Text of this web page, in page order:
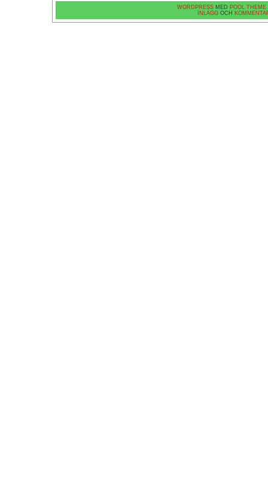
WORDPRESS MED POOL THEME
INLÄGGOCH